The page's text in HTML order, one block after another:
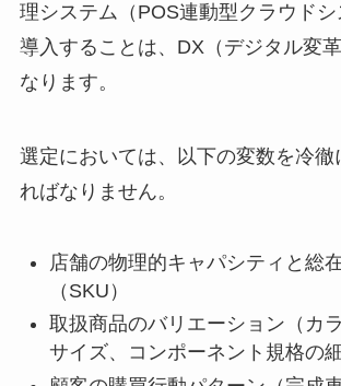
理システム（POS連動型クラウド
導入することは、DX（デジタル変
なります。
選定においては、以下の変数を冷徹
ればなりません。
店舗の物理的キャパシティと総
（SKU）
取扱商品のバリエーション（カ
サイズ、コンポーネント規格の細